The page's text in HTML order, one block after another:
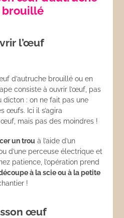
brouillé
l’œuf
d’autruche brouillé ou en
consiste à ouvrir l’œuf, pas
dicton : on ne fait pas une
œufs. Ici il s’agira
mais pas des moindres !
un trou à l’aide d’un
d’une perceuse électrique et
patience, l’opération prend
à la scie ou à la petite
!
œuf